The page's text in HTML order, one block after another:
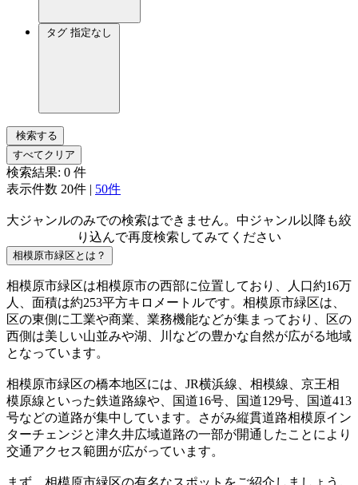
タグ 指定なし
検索する
すべてクリア
検索結果: 0 件
表示件数 20件 | 50件
大ジャンルのみでの検索はできません。中ジャンル以降も絞
り込んで再度検索してみてください
相模原市緑区とは？
相模原市緑区は相模原市の西部に位置しており、人口約16万
人、面積は約253平方キロメートルです。相模原市緑区は、
区の東側に工業や商業、業務機能などが集まっており、区の
西側は美しい山並みや湖、川などの豊かな自然が広がる地域
となっています。
相模原市緑区の橋本地区には、JR横浜線、相模線、京王相
模原線といった鉄道路線や、国道16号、国道129号、国道413
号などの道路が集中しています。さがみ縦貫道路相模原イン
ターチェンジと津久井広域道路の一部が開通したことにより
交通アクセス範囲が広がっています。
まず、相模原市緑区の有名なスポットをご紹介しましょう。